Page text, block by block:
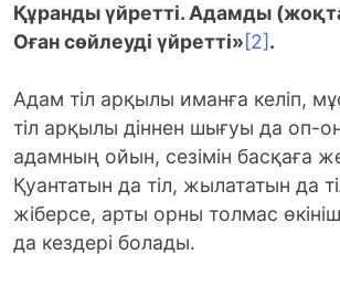
Құранды үйретті. Адамды
Оған сөйлеуді үйретті»[2].
Адам тіл арқылы иманға келіп,
тіл арқылы діннен шығуы да оп-
адамның ойын, сезімін басқаға
Қуантатын да тіл, жылататын да
жіберсе, арты орны толмас
да кездері болады.